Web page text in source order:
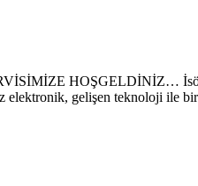
HOŞGELDİNİZ… İsöz
gelişen teknoloji ile